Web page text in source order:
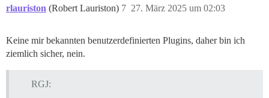
rlauriston (Robert Lauriston) 27. März 2025 um 02:03
7
Keine mir bekannten benutzerdefinierten Plugins, daher bin ich
ziemlich sicher, nein.
RGJ: